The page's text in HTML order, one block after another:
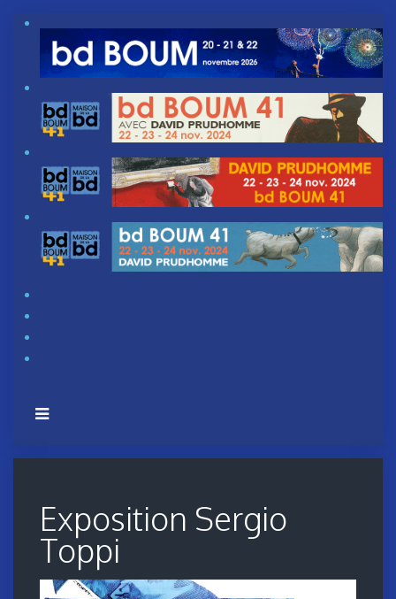
Exposition Sergio
Toppi